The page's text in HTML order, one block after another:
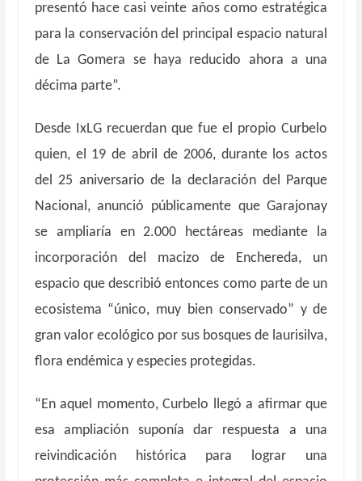
presentó hace casi veinte años como estratégica
para la conservación del principal espacio natural
de La Gomera se haya reducido ahora a una
décima parte”.
Desde IxLG recuerdan que fue el propio Curbelo
quien, el 19 de abril de 2006, durante los actos
del 25 aniversario de la declaración del Parque
Nacional, anunció públicamente que Garajonay
se ampliaría en 2.000 hectáreas mediante la
incorporación del macizo de Enchereda, un
espacio que describió entonces como parte de un
ecosistema “único, muy bien conservado” y de
gran valor ecológico por sus bosques de laurisilva,
flora endémica y especies protegidas.
“En aquel momento, Curbelo llegó a afirmar que
esa ampliación suponía dar respuesta a una
reivindicación histórica para lograr una